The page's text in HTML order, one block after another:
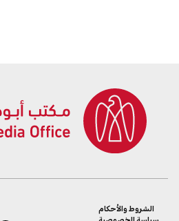
الشروط والأحكام